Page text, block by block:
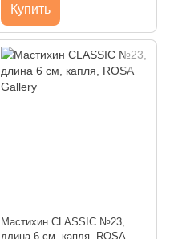
Купить
Мастихин CLASSIC №23,
длина 6 см, капля, ROSA